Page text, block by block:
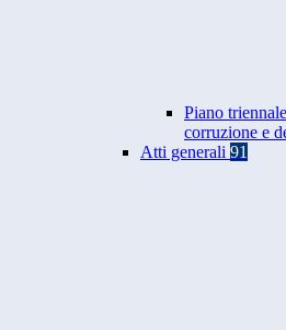
Piano
corruzione e
Atti generali 91